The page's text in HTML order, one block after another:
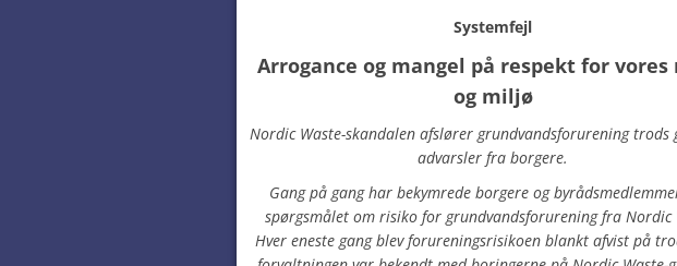
Systemfejl
Arrogance og mangel på respekt for
og miljø
Nordic Waste-skandalen afslører grundvandsforurening trods
advarsler fra borgere.
Gang på gang har bekymrede borgere og
spørgsmålet om risiko for grundvandsforurening fra Nordic
Hver eneste gang blev forureningsrisikoen blankt afvist på